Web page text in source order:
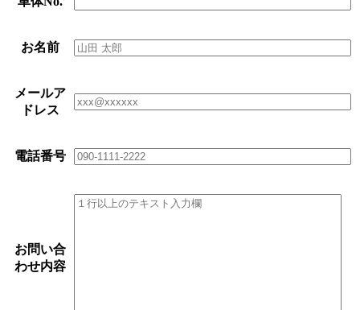
お名前
メールア
ドレス
電話番号
お問い合
わせ内容